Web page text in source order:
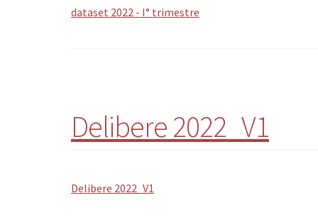
dataset 2022 - I° trimestre
Delibere 2022_V1
Delibere 2022_V1